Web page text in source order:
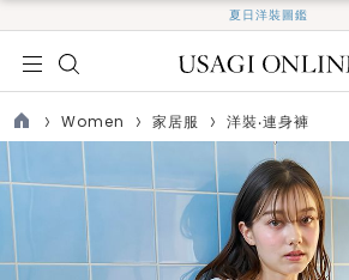
夏日洋裝圖鑑
TOP
Women 家居服 洋裝‧連身褲